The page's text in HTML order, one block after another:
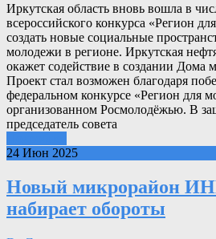
Иркутская область вновь вошла в
всероссийского конкурса «Регион
создать новые социальные
молодежи в регионе. Иркутская
окажет содействие в создании Дома
Проект стал возможен благодаря
федеральном конкурсе «Регион для
организованном Росмолодёжью. В
председатель совета
24 Июн 2025
Новый микрорайон
набирает обороты